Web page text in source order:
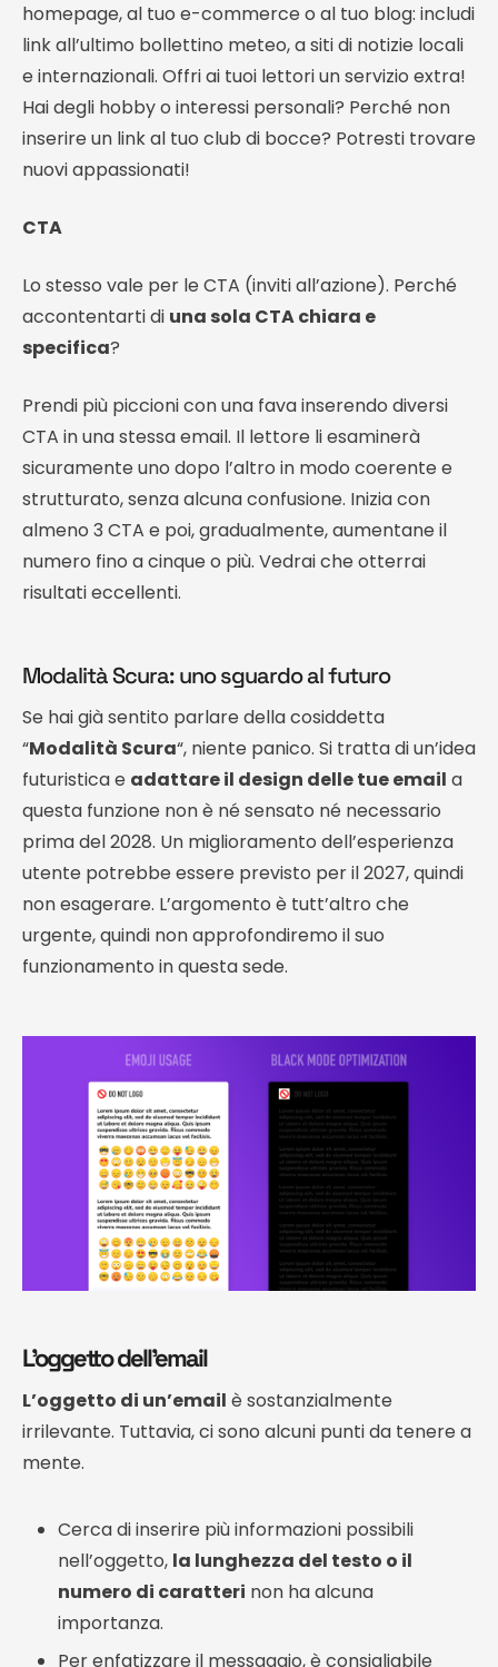
homepage, al tuo e-commerce o al tuo blog: includi
link all’ultimo bollettino meteo, a siti di notizie locali
e internazionali. Offri ai tuoi lettori un servizio extra!
Hai degli hobby o interessi personali? Perché non
inserire un link al tuo club di bocce? Potresti trovare
nuovi appassionati!
CTA
Lo stesso vale per le CTA (inviti all’azione). Perché
accontentarti di una sola CTA chiara e
specifica?
Prendi più piccioni con una fava inserendo diversi
CTA in una stessa email. Il lettore li esaminerà
sicuramente uno dopo l’altro in modo coerente e
strutturato, senza alcuna confusione. Inizia con
almeno 3 CTA e poi, gradualmente, aumentane il
numero fino a cinque o più. Vedrai che otterrai
risultati eccellenti.
Modalità Scura: uno sguardo al futuro
Se hai già sentito parlare della cosiddetta
“Modalità Scura“, niente panico. Si tratta di un’idea
futuristica e adattare il design delle tue email a
questa funzione non è né sensato né necessario
prima del 2028. Un miglioramento dell’esperienza
utente potrebbe essere previsto per il 2027, quindi
non esagerare. L’argomento è tutt’altro che
urgente, quindi non approfondiremo il suo
funzionamento in questa sede.
L’oggetto dell’email
L’oggetto di un’email è sostanzialmente
irrilevante. Tuttavia, ci sono alcuni punti da tenere a
mente.
Cerca di inserire più informazioni possibili
nell’oggetto, la lunghezza del testo o il
numero di caratteri non ha alcuna
importanza.
Per enfatizzare il messaggio, è consigliabile